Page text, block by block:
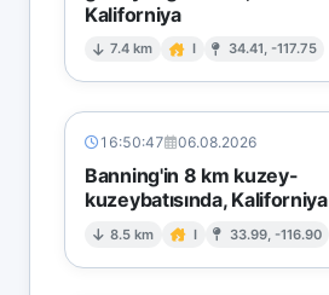
Kaliforniya
7.4 km I 34.41, -117.75
16:50:47 06.08.2026
Banning'in 8 km kuzey-
kuzeybatısında, Kaliforniya
8.5 km I 33.99, -116.90